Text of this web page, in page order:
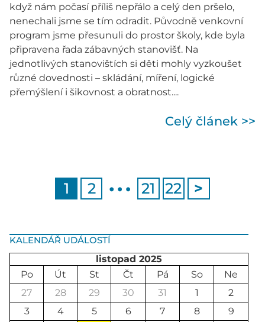
KALENDÁŘ UDÁLOSTÍ
listopad 2025
Po
Út St Čt Pá So
Ne
27
28 29 30 31 1
2
3
4 5 6 7 8 9
když nám počasí příliš nepřálo a celý den pršelo,
nenechali jsme se tím odradit. Původně venkovní
program jsme přesunuli do prostor školy, kde byla
připravena řada zábavných stanovišť. Na
jednotlivých stanovištích si děti mohly vyzkoušet
různé dovednosti – skládání, míření, logické
přemýšlení i šikovnost a obratnost....
Celý článek >>
1 2 … 21 22 >